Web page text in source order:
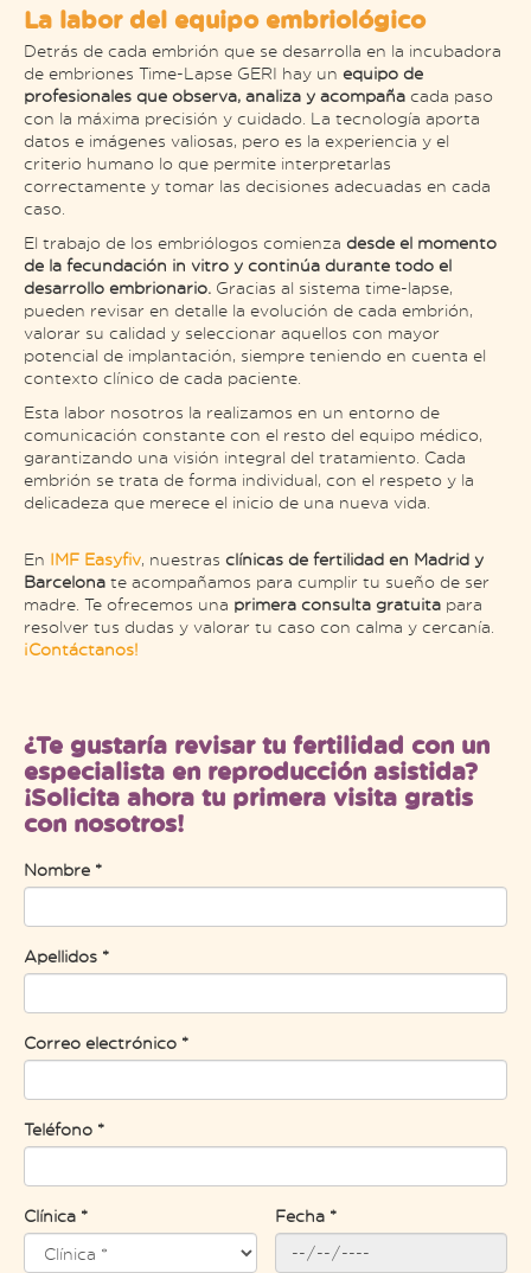
La labor del equipo embriológico
Detrás de cada embrión que se desarrolla en la incubadora
de embriones Time-Lapse GERI hay un equipo de
profesionales que observa, analiza y acompaña cada paso
con la máxima precisión y cuidado. La tecnología aporta
datos e imágenes valiosas, pero es la experiencia y el
criterio humano lo que permite interpretarlas
correctamente y tomar las decisiones adecuadas en cada
caso.
El trabajo de los embriólogos comienza desde el momento
de la fecundación in vitro y continúa durante todo el
desarrollo embrionario. Gracias al sistema time-lapse,
pueden revisar en detalle la evolución de cada embrión,
valorar su calidad y seleccionar aquellos con mayor
potencial de implantación, siempre teniendo en cuenta el
contexto clínico de cada paciente.
Esta labor nosotros la realizamos en un entorno de
comunicación constante con el resto del equipo médico,
garantizando una visión integral del tratamiento. Cada
embrión se trata de forma individual, con el respeto y la
delicadeza que merece el inicio de una nueva vida.
En IMF Easyfiv, nuestras clínicas de fertilidad en Madrid y
Barcelona te acompañamos para cumplir tu sueño de ser
madre. Te ofrecemos una primera consulta gratuita para
resolver tus dudas y valorar tu caso con calma y cercanía.
¡Contáctanos!
¿Te gustaría revisar tu fertilidad con un
especialista en reproducción asistida?
¡Solicita ahora tu primera visita gratis
con nosotros!
Nombre *
Apellidos *
Correo electrónico *
Teléfono *
Clínica * Fecha *